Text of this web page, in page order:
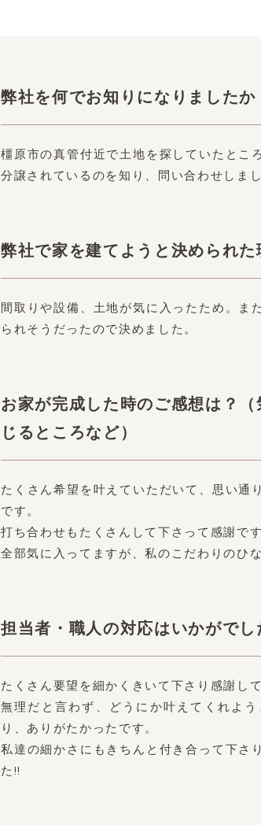
弊社を何でお知りになりましたか
橿原市の真管付近で土地を探していたとこ
分譲されているのを知り、問い合わせしまし
弊社で家を建てようと決められ
間取りや設備、土地が気に入ったため。ま
られそうだったので決めました。
お家が完成した時のご感想は？
じるところなど）
たくさん希望を叶えていただいて、思い通
です。
打ち合わせもたくさんして下さって感謝です
全部気に入ってますが、私のこだわりのひ
担当者・職人の対応はいかがでし
たくさん要望を細かくきいて下さり感謝して
無理だと言わず、どうにか叶えてくれよ
り、ありがたかったです。
私達の細かさにもきちんと付き合って下さ
た!!